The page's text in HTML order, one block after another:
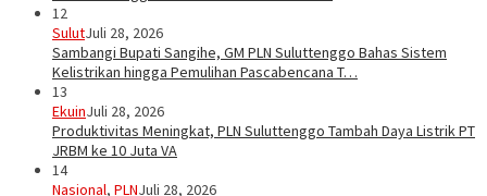
12
SulutJuli 28, 2026
Sambangi Bupati Sangihe, GM PLN Suluttenggo Bahas Sistem
Kelistrikan hingga Pemulihan Pascabencana T…
13
EkuinJuli 28, 2026
Produktivitas Meningkat, PLN Suluttenggo Tambah Daya Listrik PT
JRBM ke 10 Juta VA
14
Nasional, PLNJuli 28, 2026